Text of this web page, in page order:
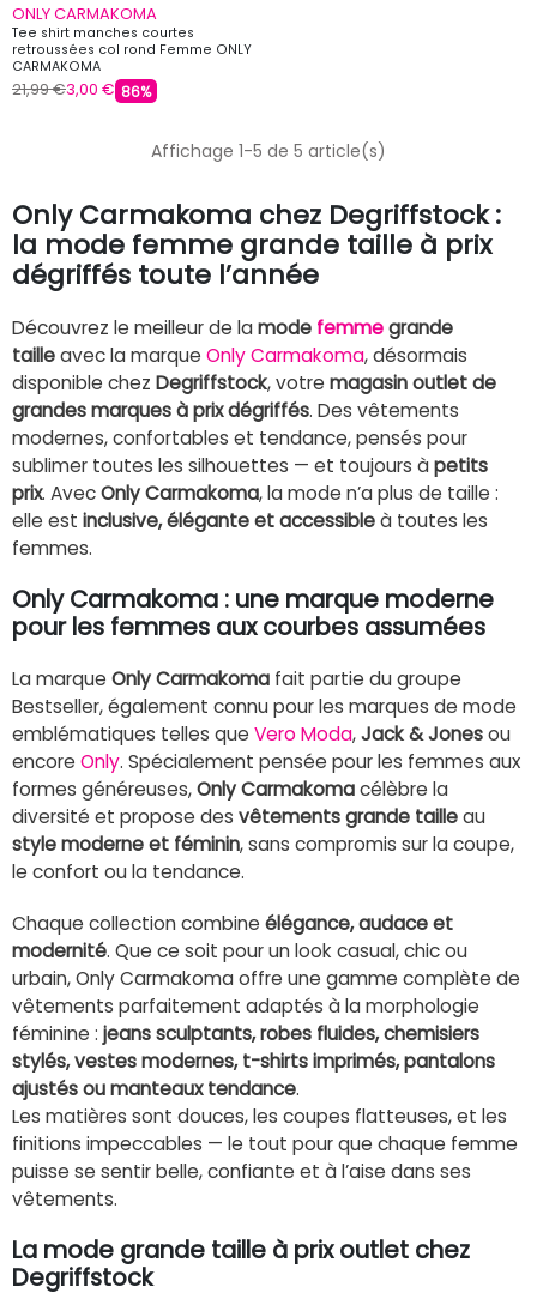
ONLY CARMAKOMA
Tee shirt manches courtes
retroussées col rond Femme ONLY
CARMAKOMA
21,99 €3,00 € 86%
Affichage 1-5 de 5 article(s)
Only Carmakoma chez Degriffstock :
la mode femme grande taille à prix
dégriffés toute l’année
Découvrez le meilleur de lamode femmegrande
tailleavec la marque Only Carmakoma, désormais
disponible chez Degriffstock, votre magasin outlet de
grandes marques à prix dégriffés. Des vêtements
modernes, confortables et tendance, pensés pour
sublimer toutes les silhouettes — et toujours àpetits
prix. AvecOnly Carmakoma, la mode n’a plus de taille :
elle est inclusive, élégante et accessibleà toutes les
femmes.
Only Carmakoma : une marque moderne
pour les femmes aux courbes assumées
La marque Only Carmakoma fait partie du groupe
Bestseller, également connu pour les marques de mode
emblématiques telles que Vero Moda,Jack & Jonesou
encore Only. Spécialement pensée pour les femmes aux
formes généreuses,Only Carmakomacélèbre la
diversité et propose des vêtements grande tailleau
style moderne et féminin, sans compromis sur la coupe,
le confort ou la tendance.
Chaque collection combine élégance, audace et
modernité. Que ce soit pour un look casual, chic ou
urbain, Only Carmakoma offre une gamme complète de
vêtements parfaitement adaptés à la morphologie
féminine : jeans sculptants, robes fluides, chemisiers
stylés, vestes modernes, t-shirts imprimés, pantalons
ajustés ou manteaux tendance.
Les matières sont douces, les coupes flatteuses, et les
finitions impeccables — le tout pour que chaque femme
puisse se sentir belle, confiante et à l’aise dans ses
vêtements.
La mode grande taille à prix outlet chez
Degriffstock